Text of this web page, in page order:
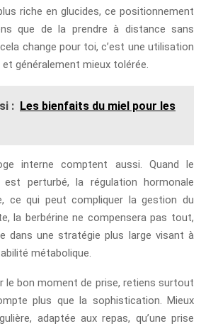
riche en glucides, ce positionnement
que de la prendre à distance sans
change pour toi, c’est une utilisation
généralement mieux tolérée.
: Les bienfaits du miel pour les
interne comptent aussi. Quand le
est perturbé, la régulation hormonale
ce qui peut compliquer la gestion du
la berbérine ne compensera pas tout,
dans une stratégie plus large visant à
métabolique.
le bon moment de prise, retiens surtout
plus que la sophistication. Mieux
adaptée aux repas, qu’une prise